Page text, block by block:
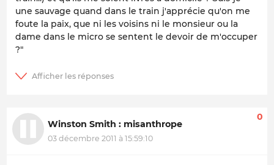
une sauvage quand dans le train j'apprécie qu'on me
foute la paix, que ni les voisins ni le monsieur ou la
dame dans le micro se sentent le devoir de m'occuper
?"
Winston Smith : misanthrope
03 décembre 2011 à 15:59:10
0